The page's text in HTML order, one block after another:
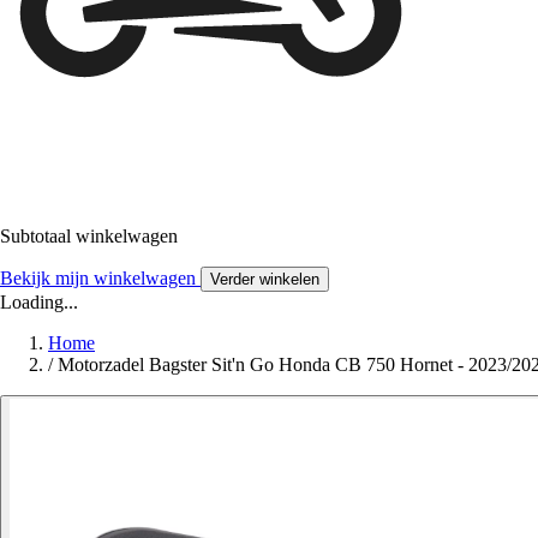
Subtotaal winkelwagen
Bekijk mijn winkelwagen Verder winkelen
Loading...
Home
/ Motorzadel Bagster Sit'n Go Honda CB 750 Hornet - 2023/